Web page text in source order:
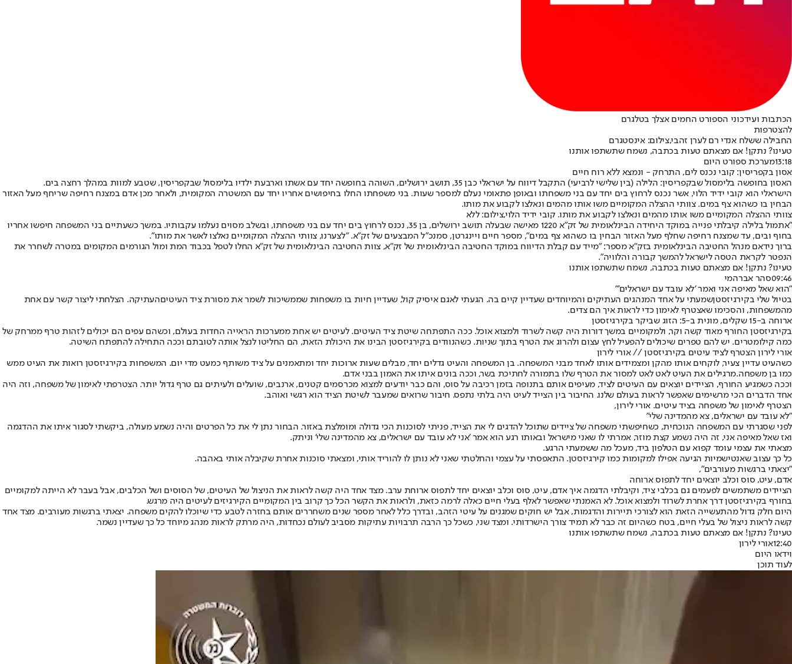
הכתבות ועידכוני הספורט החמים אצלך בטלגרם
להצטרפות
החבילה ששלח אנדי רם לערן זהבי,צילום: אינסטגרם
טעינו? נתקן! אם מצאתם טעות בכתבה, נשמח שתשתפו אותנו
13:18מערכת ספורט היום
אסון בקפריסין: קובי נכנס לים, התרחק - ונמצא ללא רוח חיים
האסון בחופשה בלימסול שבקפריסין: הלילה (בין שלישי לרביעי) התקבל דיווח על ישראלי כבן 35, תושב ירושלים, השוהה בחופשה יחד עם אשתו וארבעת ילדיו בלימסול שבקפריסין, שטבע למוות במהלך רחצה בים.
הישראלי הוא קובי ידיד הלוי, אשר נכנס לרחוץ בים יחד עם בני משפחתו ובאופן פתאומי נעלם למספר שעות. בני משפחתו החלו בחיפושים אחריו יחד עם המשטרה המקומית, ולאחר מכן אדם במצנח רחיפה שריחף מעל האזור
הבחין בו כשהוא צף במים. צוותי ההצלה המקומיים משו אותו מהמים ונאלצו לקבוע את מותו.
צוותי ההצלה המקומיים משו אותו מהמים ונאלצו לקבוע את מותו. קובי ידיד הלוי,צילום: ללא
"אתמול בלילה קיבלתי פנייה במוקד היחידה הבינלאומית של זק"א 1220 מאישה שבעלה תושב ירושלים, בן 35, נכנס לרחוץ בים יחד עם בני משפחתו, ובשלב מסוים נעלמו עקבותיו. במשך כשעתיים בני המשפחה חיפשו אחריו
בחוף ובים, עד שמצנח רחיפה שחלף מעל האזור הבחין בו כשהוא צף במים", מספר חיים ויינגרטן, סמנכ"ל המבצעים של זק"א. "לצערנו, צוותי ההצלה המקומיים נאלצו לאשר את מותו".
ברוך נידאם מנהל החטיבה הבינלאומית בזק״א מספר: "מייד עם קבלת הדיווח במוקד החטיבה הבינלאומית של זק״א, צוות החטיבה הבינלאומית של זק״א החלו לטפל בכבוד המת ומול הגורמים המקומים במטרה לשחרר את
הנפטר לקראת הטסה לישראל להמשך קבורה והלוויה".
טעינו? נתקן! אם מצאתם טעות בכתבה, נשמח שתשתפו אותנו
09:46סהר אברהמי
"הוא שאל מאיפה אני ואמר 'לא עובד עם ישראלים'"
בטיול שלי בקירגיזסטןשמעתי על אחד המנהגים העתיקים והמיוחדים שעדיין קיים בה. הגעתי לאגם איסיק קול, שעדיין חיות בו משפחות שממשיכות לשמר את מסורת ציד העיטיםהעתיקה. הצלחתי ליצור קשר עם אחת
מהמשפחות, והסכימו שאצטרף לאימון כדי לראות איך הם צדים.
ארוחה ב-15 שקלים, מונית ב-5: הזוג ש
ביקר בקירגיזסטן
בקירגיזסטן החורף מאוד קשה וקר, ולמקומיים במשך דורות היה קשה לשרוד ולמצוא אוכל. ככה התפתחה שיטת ציד העיטים. לעיטים יש אחת ממערכות הראייה החדות בעולם, וכשהם עפים הם יכולים לזהות טרף ממרחק של
כמה קילומטרים. יש להם טפרים שיכולים להפעיל לחץ עצום ולהרוג את הטרף בתוך שניות. כשהנוודים בקירגיזסטן הבינו את היכולת הזאת, הם החליטו לנצל אותה לטובתם וככה התחילה להתפתח השיטה.
אורי לירון הצטרף לציד עיטים בקירגיזסטן // אורי לירון
כשהעיט עדיין צעיר, לוקחים אותו מהקן ומצמידים אותו לאחד מבני המשפחה. בן המשפחה והעיט גדלים יחד, מבלים שעות ארוכות יחד ומתאמנים על ציד משותף כמעט מדי יום. המשפחות בקירגיזסטן רואות את העיט ממש
כמו בן משפחה.מרגילים את העיט לאט לאט למסור את הטרף שלו בתמורה לחתיכת בשר, וככה בונים איתו את האמון בבני אדם.
וככה כשמגיע החורף, הציידים יוצאים עם העיטים לציד, מעיפים אותם בתנופה בזמן רכיבה על סוס, והם כבר יודעים למצוא מכרסמים קטנים, ארנבים, שועלים ולעיתים גם טרף גדול יותר. הצטרפתי לאימון של משפחה, וזה היה
אחד הדברים הכי מרשימים שאפשר לראות בעולם שלנו. החיבור בין הצייד לעיט היה בלתי נתפס. חיבור שרואים שמעבר לשיטת הציד הוא רגשי ואוהב.
הצטרף לאימון של משפחה בציד עיטים. אורי לירון,
"לא עובד עם ישראלים, צא מהמדינה שלי"
לפני שסגרתי עם המשפחה הנוכחית, כשחיפשתי משפחה של ציידים שתוכל להדגים לי את הצייד, פניתי לסוכנות הכי גדולה ומומלצת באזור. הבחור נתן לי את כל הפרטים והיה נשמע מעולה, ביקשתי לסגור איתו את ההדגמה
ואז שאל מאיפה אני, זה היה נשמע קצת מוזר, אמרתי לו שאני מישראל ובאותו רגע הוא אמר 'אני לא עובד עם ישראלים, צא מהמדינה שלי' וניתק.
מצאתי את עצמי עומד קפוא עם הטלפון ביד, מעכל מה ששמעתי הרגע.
כל כך עצוב שאנטישמיות הגיעה אפילו למקומות כמו קירגיזסטן. התאפסתי על עצמי והחלטתי שאני לא נותן לו להוריד אותי, ומצאתי סוכנות אחרת שקיבלה אותי באהבה.
"יצאתי ברגשות מעורבים",
אדם, עיט, סוס וכלב יוצאים יחד לתפוס ארוחה
הציידים משתמשים לפעמים גם בכלבי ציד, וקיבלתי הדגמה איך אדם, עיט, סוס וכלב יוצאים יחד לתפוס ארוחת ערב. מצד אחד היה קשה לראות את הניצול של העיטים, של הסוסים ושל הכלבים, אבל בעבר לא הייתה למקומיים
בחורף בקירגיזסטן דרך אחרת לשרוד ולמצוא אוכל. לא האמנתי שאפשר לאלף בעלי חיים כאלה לרמה כזאת, ולראות את הקשר הכל כך קרוב בין המקומיים הקירגיזים לעיטים היה מרגש.
היום חלק גדול מהתעשייה הזאת הוא לצורכי תיירות והדגמות, אבל יש חוקים שמגנים על עיטי הזהב, ובדרך כלל לאחר מספר שנים משחררים אותם בחזרה לטבע כדי שיוכלו להקים משפחה. יצאתי ברגשות מעורבים. מצד אחד
קשה לראות ניצול של בעלי חיים, בטח כשהיום זה כבר לא תמיד צורך הישרדותי. ומצד שני, כשכל כך הרבה תרבויות עתיקות מסביב לעולם נכחדות, היה מרתק לראות מנהג מיוחד כל כך שעדיין נשמר.
טעינו? נתקן! אם מצאתם טעות בכתבה, נשמח שתשתפו אותנו
12:40אורי לירון
וידאו היום
לעוד תוכן